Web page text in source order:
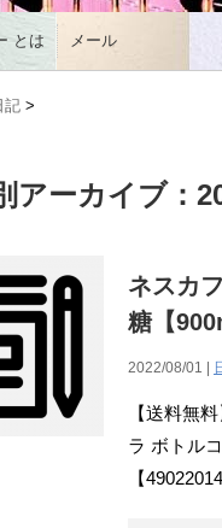
とは メール
記 >
アーカイブ：
ネスカ
糖【
2022/08/01 |
【送料無
ラ ボトル
【